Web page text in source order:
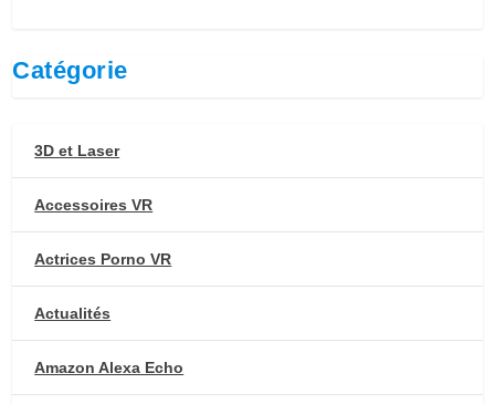
Catégorie
3D et Laser
Accessoires VR
Actrices Porno VR
Actualités
Amazon Alexa Echo